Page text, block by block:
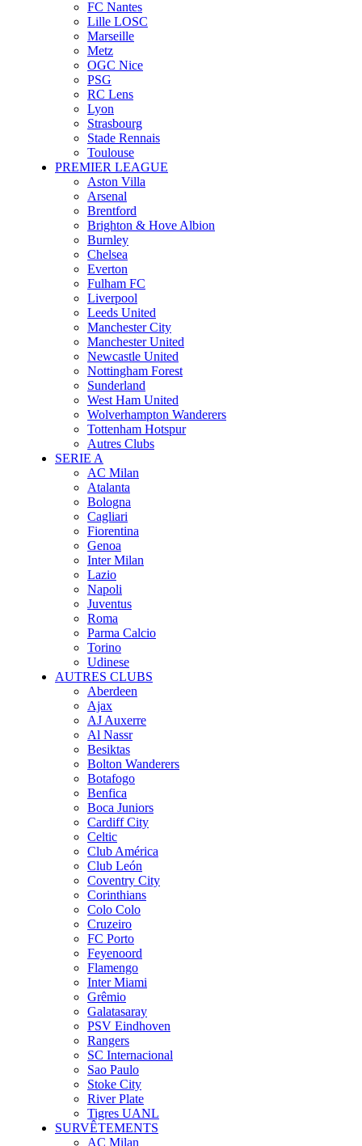
FC Nantes
Lille LOSC
Marseille
Metz
OGC Nice
PSG
RC Lens
Lyon
Strasbourg
Stade Rennais
Toulouse
PREMIER LEAGUE
Aston Villa
Arsenal
Brentford
Brighton & Hove Albion
Burnley
Chelsea
Everton
Fulham FC
Liverpool
Leeds United
Manchester City
Manchester United
Newcastle United
Nottingham Forest
Sunderland
West Ham United
Wolverhampton Wanderers
Tottenham Hotspur
Autres Clubs
SERIE A
AC Milan
Atalanta
Bologna
Cagliari
Fiorentina
Genoa
Inter Milan
Lazio
Napoli
Juventus
Roma
Parma Calcio
Torino
Udinese
AUTRES CLUBS
Aberdeen
Ajax
AJ Auxerre
Al Nassr
Besiktas
Bolton Wanderers
Botafogo
Benfica
Boca Juniors
Cardiff City
Celtic
Club América
Club León
Coventry City
Corinthians
Colo Colo
Cruzeiro
FC Porto
Feyenoord
Flamengo
Inter Miami
Grêmio
Galatasaray
PSV Eindhoven
Rangers
SC Internacional
Sao Paulo
Stoke City
River Plate
Tigres UANL
SURVÊTEMENTS
AC Milan